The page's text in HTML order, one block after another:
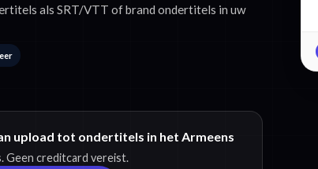
als SRT/VTT of brand ondertitels in uw
upload tot ondertitels in het Armeens
Geen creditcard vereist.